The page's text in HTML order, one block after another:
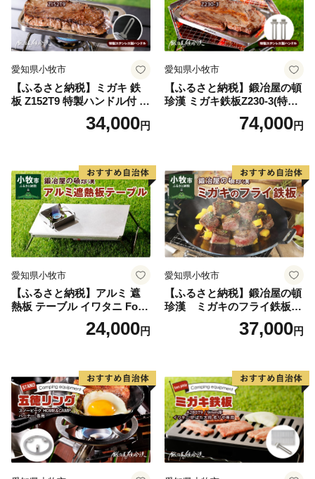
愛知県小牧市
【ふるさと納税】ミガキ 鉄
板 Z152T9 特製ハンドル付 鍛
冶屋の頓珍漢 メスティン収
納可能 キャンプ アウトドア
用品 キャンプギア 鉄板料理
日本製 愛知県 送料無料
34,000円
愛知県小牧市
【ふるさと納税】鍛冶屋の頓
珍漢 ミガキ鉄板Z230-3(特製
ハンドル付)キャンプ アウト
ドア BBQ グランピング 極厚
日本製
74,000円
愛知県小牧市
【ふるさと納税】アルミ 遮
熱板 テーブル イワタニ Fore
Winds Micro Camp Stove F
W-MS01専用 折り畳みテーブ
ソロ ソロキャンプ グランピ
ング バーナー 風防 鍛冶屋の
頓珍漢 愛知県 小牧市 送料無
料
24,000円
愛知県小牧市
【ふるさと納税】鍛冶屋の頓
珍漢 ミガキのフライ鉄板
F220S アウトドア キャンプ
ソロ ソロキャンプ グランピ
37,000円